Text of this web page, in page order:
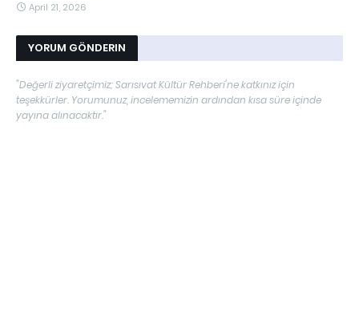
April 21, 2026
YORUM GÖNDERIN
"Değerli ziyaretçimiz; Sarısıvat Kültür Rehberi'ne katkınız için
teşekkürler. Yorumunuz, incelememizin ardından kısa süre içinde
yayına alınacaktır."